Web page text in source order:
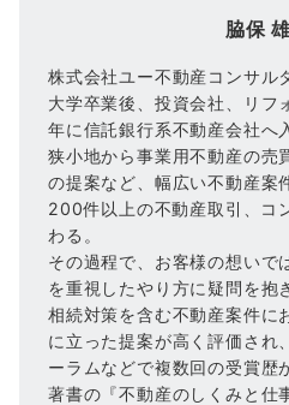
脇保
株式会社ユー不動産コンサル
大学卒業後、投資会社、リ
年に信託銀行系不動産会社へ
狭小地から事業用不動産の売
の提案など、幅広い不動産案
200件以上の不動産取引、コ
わる。
その過程で、お客様の想いで
を重視したやり方に疑問を抱
相続対策を含む不動産案件に
に立った提案が高く評価され
ーラムなどで複数回の受賞歴
著書の『不動産のしくみと仕